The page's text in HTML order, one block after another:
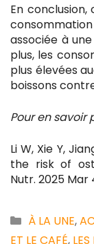
En
associée à
plus, les
plus élevées
boissons
Pour en savoir
Li W, Xie Y,
the risk of
Nutr. 2025 Mar
Catégories
À LA UNE,
ET LE CAFÉ,